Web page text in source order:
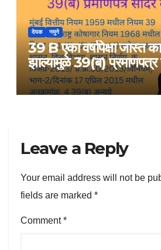
देयक नमुने
39 B एका वर्षापेक्षा जास्त
झाल्यामुळे 39(ब)
बाबत
Leave a Reply
Your email address will not be
fields are marked *
Comment*